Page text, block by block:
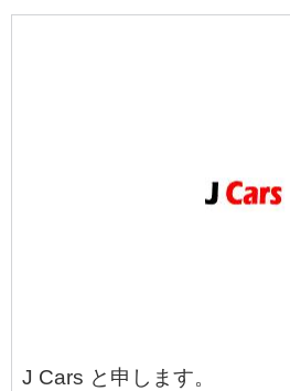
J Cars と申します。